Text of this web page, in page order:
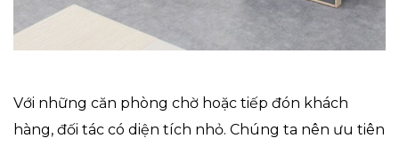
Với những căn phòng chờ hoặc tiếp đón khách
hàng, đối tác có diện tích nhỏ. Chúng ta nên ưu tiên